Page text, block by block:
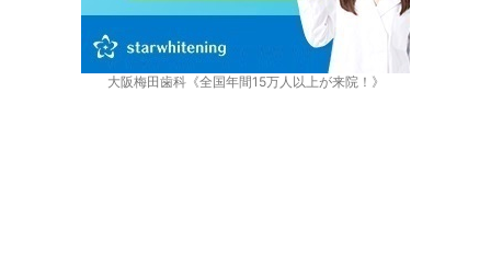
大阪梅田歯科《全国年間15万人以上が来院！》